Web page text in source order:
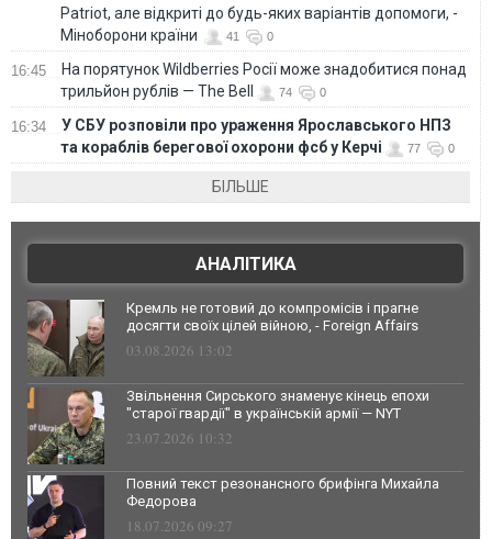
Patriot, але відкриті до будь-яких варіантів допомоги, -
Міноборони країни
41 0
16:45
На порятунок Wildberries Росії може знадобитися понад
трильйон рублів — The Bell
74 0
16:34
У СБУ розповіли про ураження Ярославського НПЗ
та кораблів берегової охорони фсб у Керчі
77 0
БІЛЬШЕ
АНАЛІТИКА
Кремль не готовий до компромісів і прагне
досягти своїх цілей війною, - Foreign Affairs
03.08.2026 13:02
Звільнення Сирського знаменує кінець епохи
"старої гвардії" в українській армії — NYT
23.07.2026 10:32
Повний текст резонансного брифінга Михайла
Федорова
18.07.2026 09:27